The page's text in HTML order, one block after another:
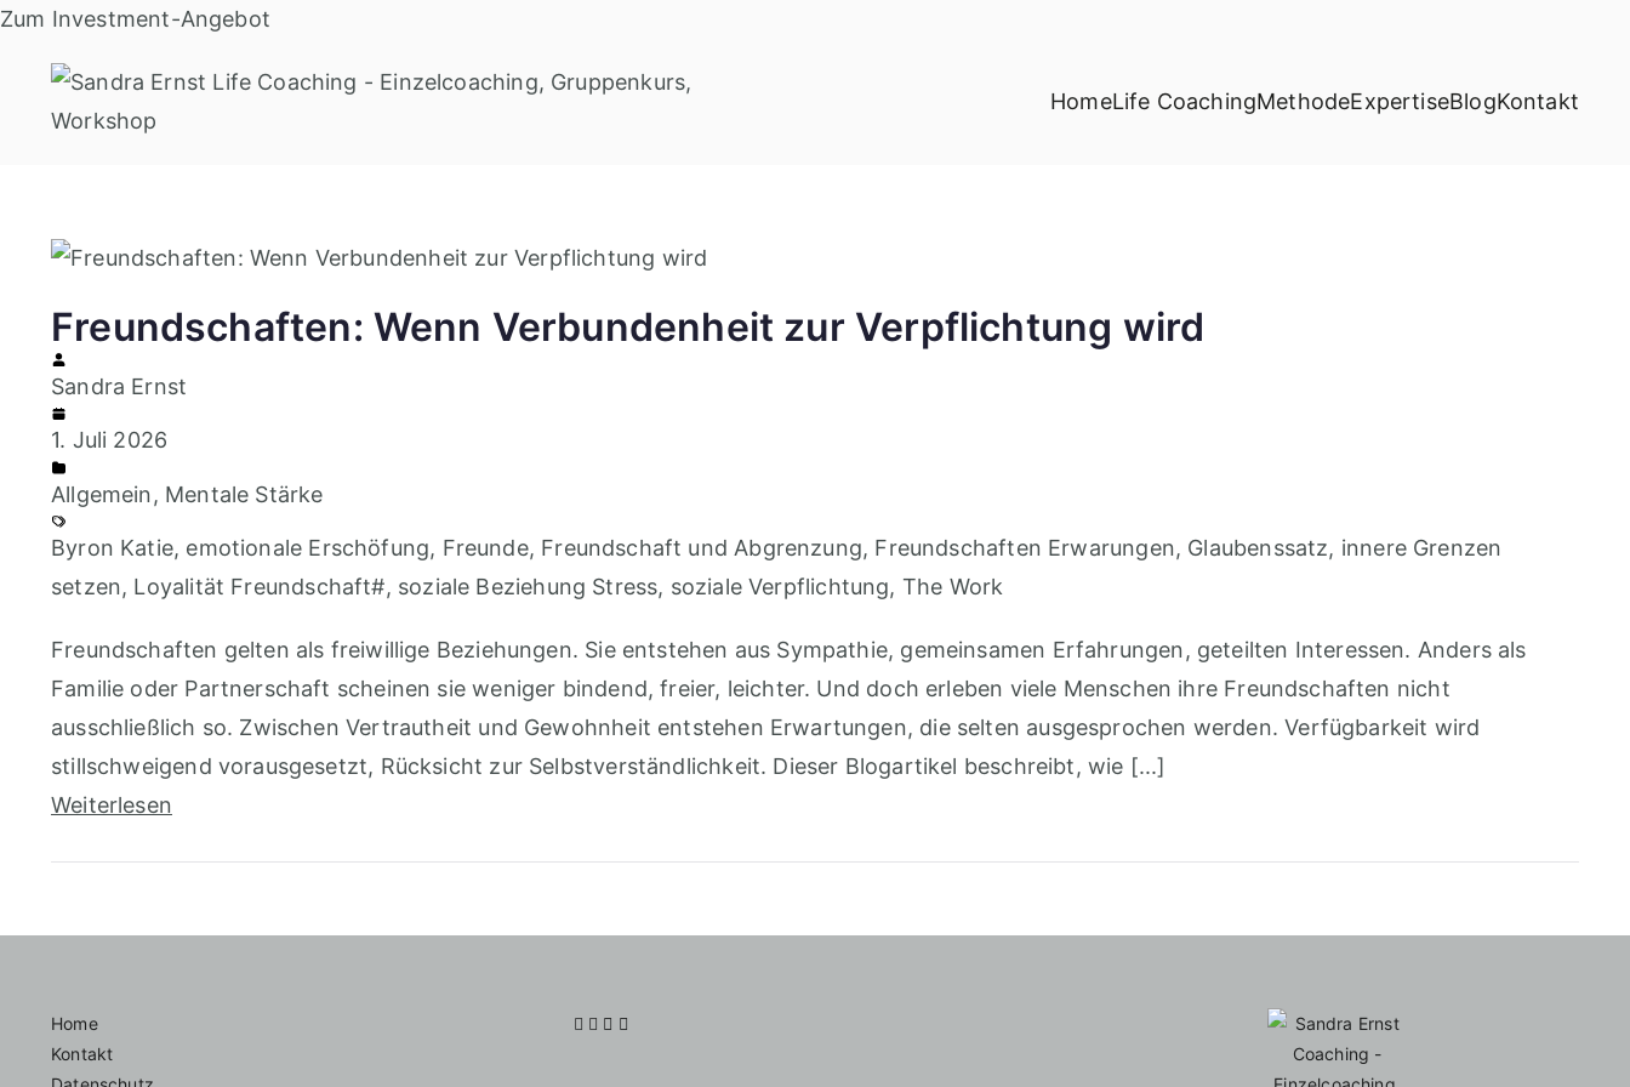
Zum
springen
Zum Investment-Angebot
Sandra Ernst Life Coaching
HomeLife CoachingMethodeExpertiseBlogKontakt
Freundschaften: Wenn Verbundenheit zur Verpflichtung wird
Sandra Ernst
1. Juli 2026
Allgemein, Mentale Stärke
Byron Katie, emotionale Erschöfung, Freunde, Freundschaft und Abgrenzung, Freundschaften Erwarungen, Glaubenssatz, innere Grenzen
setzen, Loyalität Freundschaft#, soziale Beziehung Stress, soziale Verpflichtung, The Work
Freundschaften gelten als freiwillige Beziehungen. Sie entstehen aus Sympathie, gemeinsamen Erfahrungen, geteilten Interessen. Anders als
Familie oder Partnerschaft scheinen sie weniger bindend, freier, leichter. Und doch erleben viele Menschen ihre Freundschaften nicht
ausschließlich so. Zwischen Vertrautheit und Gewohnheit entstehen Erwartungen, die selten ausgesprochen werden. Verfügbarkeit wird
stillschweigend vorausgesetzt, Rücksicht zur Selbstverständlichkeit. Dieser Blogartikel beschreibt, wie [...]
Weiterlesen
Home
Kontakt